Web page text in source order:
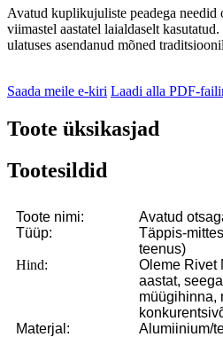
Avatud kuplikujuliste peadega
viimastel aastatel laialdaselt
ulatuses asendanud mõned
Saada meile e-kiri Laadi alla PDF-
Toote üksikasjad
Tootesildid
Toote nimi:
Avatud
Tüüp:
Täppis-
teenus)
Hind:
Oleme Rivet
aastat,
müügihinna,
Materjal:
Alumiinium/